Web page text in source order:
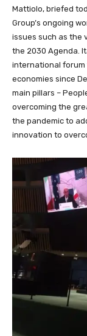
Mattiolo, briefed
Group’s ongoing
issues such as the
the 2030 Agenda.
international forum
economies since
main pillars –
overcoming the
the pandemic to
innovation to